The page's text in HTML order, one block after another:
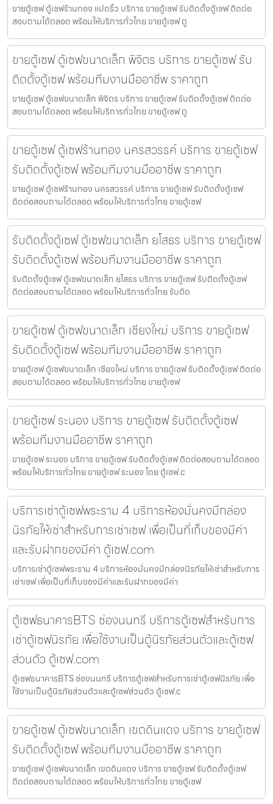
ขายตู้เซฟ ตู้เซฟร้านทอง แปดริ้ว บริการ ขายตู้เซฟ รับติดตั้งตู้เซฟ ติดต่อ
สอบถามได้ตลอด พร้อมให้บริการทั่วไทย ขายตู้เซฟ ตู
ขายตู้เซฟ ตู้เซฟขนาดเล็ก พิจิตร บริการ ขายตู้เซฟ รับ
ติดตั้งตู้เซฟ พร้อมทีมงานมืออาชีพ ราคาถูก
ขายตู้เซฟ ตู้เซฟขนาดเล็ก พิจิตร บริการ ขายตู้เซฟ รับติดตั้งตู้เซฟ ติดต่อ
สอบถามได้ตลอด พร้อมให้บริการทั่วไทย ขายตู้เซฟ ตู
ขายตู้เซฟ ตู้เซฟร้านทอง นครสวรรค์ บริการ ขายตู้เซฟ
รับติดตั้งตู้เซฟ พร้อมทีมงานมืออาชีพ ราคาถูก
ขายตู้เซฟ ตู้เซฟร้านทอง นครสวรรค์ บริการ ขายตู้เซฟ รับติดตั้งตู้เซฟ
ติดต่อสอบถามได้ตลอด พร้อมให้บริการทั่วไทย ขายตู้เซฟ
รับติดตั้งตู้เซฟ ตู้เซฟขนาดเล็ก ยโสธร บริการ ขายตู้เซฟ
รับติดตั้งตู้เซฟ พร้อมทีมงานมืออาชีพ ราคาถูก
รับติดตั้งตู้เซฟ ตู้เซฟขนาดเล็ก ยโสธร บริการ ขายตู้เซฟ รับติดตั้งตู้เซฟ
ติดต่อสอบถามได้ตลอด พร้อมให้บริการทั่วไทย รับติด
ขายตู้เซฟ ตู้เซฟขนาดเล็ก เชียงใหม่ บริการ ขายตู้เซฟ
รับติดตั้งตู้เซฟ พร้อมทีมงานมืออาชีพ ราคาถูก
ขายตู้เซฟ ตู้เซฟขนาดเล็ก เชียงใหม่ บริการ ขายตู้เซฟ รับติดตั้งตู้เซฟ ติดต่อ
สอบถามได้ตลอด พร้อมให้บริการทั่วไทย ขายตู้เซฟ
ขายตู้เซฟ ระนอง บริการ ขายตู้เซฟ รับติดตั้งตู้เซฟ
พร้อมทีมงานมืออาชีพ ราคาถูก
ขายตู้เซฟ ระนอง บริการ ขายตู้เซฟ รับติดตั้งตู้เซฟ ติดต่อสอบถามได้ตลอด
พร้อมให้บริการทั่วไทย ขายตู้เซฟ ระนอง โดย ตู้เซฟ.c
บริการเช่าตู้เซฟพระราม 4 บริการห้องมั่นคงมีกล่อง
นิรภัยให้เช่าสำหรับการเช่าเซฟ เพื่อเป็นที่เก็บของมีค่า
และรับฝากของมีค่า ตู้เซฟ.com
บริการเช่าตู้เซฟพระราม 4 บริการห้องมั่นคงมีกล่องนิรภัยให้เช่าสำหรับการ
เช่าเซฟ เพื่อเป็นที่เก็บของมีค่าและรับฝากของมีค่า
ตู้เซฟธนาคารBTS ช่องนนทรี บริการตู้เซฟสำหรับการ
เช่าตู้เซฟนิรภัย เพื่อใช้งานเป็นตู้นิรภัยส่วนตัวและตู้เซฟ
ส่วนตัว ตู้เซฟ.com
ตู้เซฟธนาคารBTS ช่องนนทรี บริการตู้เซฟสำหรับการเช่าตู้เซฟนิรภัย เพื่อ
ใช้งานเป็นตู้นิรภัยส่วนตัวและตู้เซฟส่วนตัว ตู้เซฟ.c
ขายตู้เซฟ ตู้เซฟขนาดเล็ก เขตดินแดง บริการ ขายตู้เซฟ
รับติดตั้งตู้เซฟ พร้อมทีมงานมืออาชีพ ราคาถูก
ขายตู้เซฟ ตู้เซฟขนาดเล็ก เขตดินแดง บริการ ขายตู้เซฟ รับติดตั้งตู้เซฟ
ติดต่อสอบถามได้ตลอด พร้อมให้บริการทั่วไทย ขายตู้เซฟ